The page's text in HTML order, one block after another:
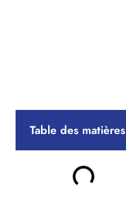
Table des matières